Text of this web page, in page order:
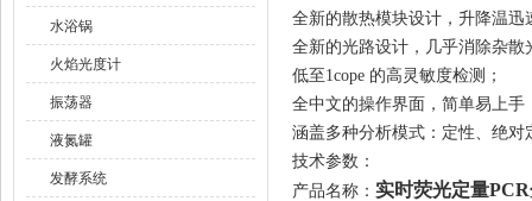
水浴锅
火焰光度计
振荡器
液氮罐
发酵系统
全新的散热模块设计，升降温迅
全新的光路设计，几乎消除杂
低至1cope 的高灵敏度检测；
全中文的操作界面，简单易上手
涵盖多种分析模式：定性、绝对
技术参数：
产品名称： 实时荧光定量